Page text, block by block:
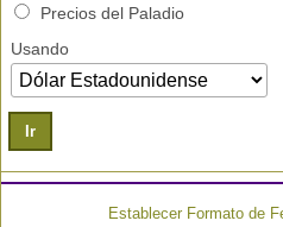
Precios del Paladio
Usando
Ir
Establecer Formato de